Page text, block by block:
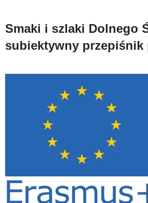
Smaki i szlaki Dolnego
subiektywny przepiśnik